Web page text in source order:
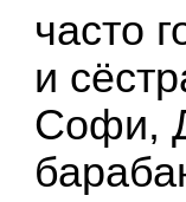
часто
и
Софи,